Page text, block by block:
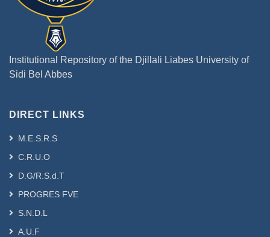
Institutional Repository of the Djillali Liabes University of
Sidi Bel Abbes
DIRECT LINKS
M.E.S.R.S
C.R.U.O
D.G/R.S.d.T
PROGRES FVE
S.N.D.L
A.U.F